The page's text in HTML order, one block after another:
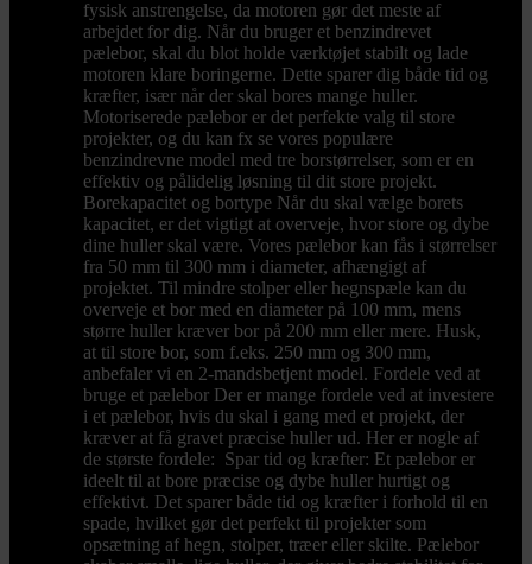
fysisk anstrengelse, da motoren gør det meste af
arbejdet for dig. Når du bruger et benzindrevet
pælebor, skal du blot holde værktøjet stabilt og lade
motoren klare boringerne. Dette sparer dig både tid og
kræfter, især når der skal bores mange huller.
Motoriserede pælebor er det perfekte valg til store
projekter, og du kan fx se vores populære
benzindrevne model med tre borstørrelser, som er en
effektiv og pålidelig løsning til dit store projekt.
Borekapacitet og bortype Når du skal vælge borets
kapacitet, er det vigtigt at overveje, hvor store og dybe
dine huller skal være. Vores pælebor kan fås i størrelser
fra 50 mm til 300 mm i diameter, afhængigt af
projektet. Til mindre stolper eller hegnspæle kan du
overveje et bor med en diameter på 100 mm, mens
større huller kræver bor på 200 mm eller mere. Husk,
at til store bor, som f.eks. 250 mm og 300 mm,
anbefaler vi en 2-mandsbetjent model. Fordele ved at
bruge et pælebor Der er mange fordele ved at investere
i et pælebor, hvis du skal i gang med et projekt, der
kræver at få gravet præcise huller ud. Her er nogle af
de største fordele: Spar tid og kræfter: Et pælebor er
ideelt til at bore præcise og dybe huller hurtigt og
effektivt. Det sparer både tid og kræfter i forhold til en
spade, hvilket gør det perfekt til projekter som
opsætning af hegn, stolper, træer eller skilte. Pælebor